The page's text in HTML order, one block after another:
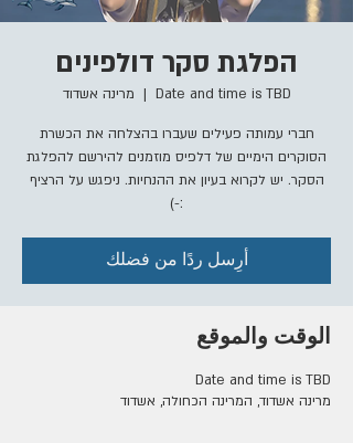
הפלגת סקר דולפינים
Date and time is TBD
  |
מרינה אשדוד
חברי עמותה פעילים שעברו בהצלחה את הכשרת
הסוקרים הימיים של דלפיס מוזמנים להירשם להפלגת
הסקר. יש לקרוא בעיון את ההנחיות. ניפגש על הרציף
:-)
أرِسل ردًا من فضلك
الوقت والموقع
Date and time is TBD
מרינה אשדוד, המרינה הכחולה, אשדוד